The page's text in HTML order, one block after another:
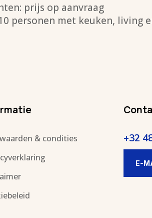
prijs op aanvraag
personen met keuken, living
& condities
+32
E-